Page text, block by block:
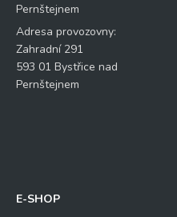
Pernštejnem
Adresa provozovny:
Zahradní 291
593 01 Bystřice nad
Pernštejnem
E-SHOP